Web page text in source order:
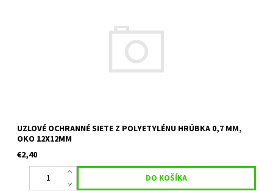
UZLOVÉ OCHRANNÉ SIETE Z POLYETYLÉNU HRÚBKA 0,7 MM,
OKO 12X12MM
€2,40